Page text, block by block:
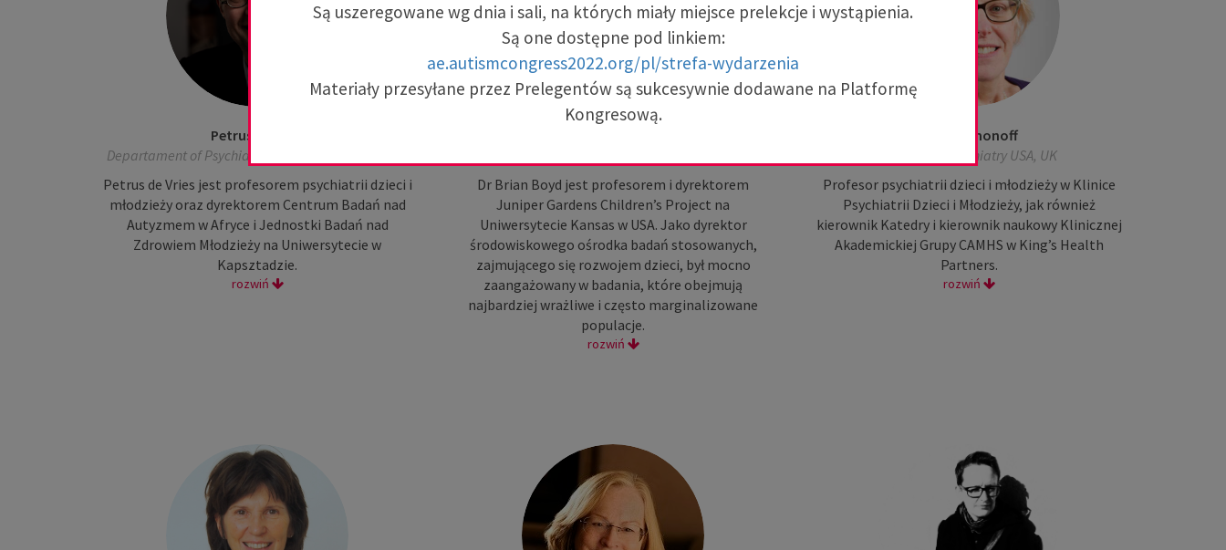
Petrus de Vries
Departament of Psychiatry and Mental Health, RPA
Petrus de Vries jest profesorem psychiatrii dzieci i
młodzieży oraz dyrektorem Centrum Badań nad
Autyzmem w Afryce i Jednostki Badań nad
Zdrowiem Młodzieży na Uniwersytecie w
Kapsztadzie.
rozwiń
Dr Brian Boyd jest profesorem i dyrektorem
Juniper Gardens Children’s Project na
Uniwersytecie Kansas w USA. Jako dyrektor
środowiskowego ośrodka badań stosowanych,
zajmującego się rozwojem dzieci, był mocno
zaangażowany w badania, które obejmują
najbardziej wrażliwe i często marginalizowane
populacje.
rozwiń
Emily Simonoff
Institute of Psychiatry USA, UK
Profesor psychiatrii dzieci i młodzieży w Klinice
Psychiatrii Dzieci i Młodzieży, jak również
kierownik Katedry i kierownik naukowy Klinicznej
Akademickiej Grupy CAMHS w King’s Health
Partners.
rozwiń
Są uszeregowane wg dnia i sali, na których miały miejsce prelekcje i wystąpienia.
Są one dostępne pod linkiem:
ae.autismcongress2022.org/pl/strefa-wydarzenia
Materiały przesyłane przez Prelegentów są sukcesywnie dodawane na Platformę
Kongresową.